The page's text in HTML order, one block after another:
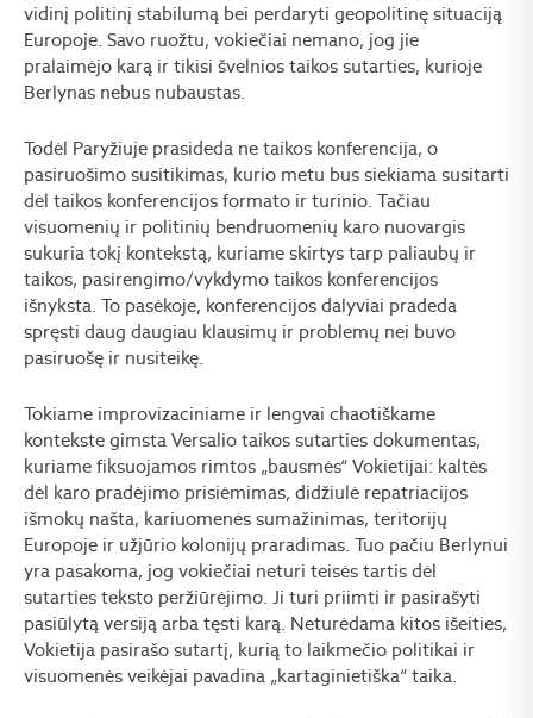
vidinį politinį stabilumą bei perdaryti geopolitinę situaciją
Europoje. Savo ruožtu, vokiečiai nemano, jog jie
pralaimėjo karą ir tikisi švelnios taikos sutarties, kurioje
Berlynas nebus nubaustas.
Todėl Paryžiuje prasideda ne taikos konferencija, o
pasiruošimo susitikimas, kurio metu bus siekiama susitarti
dėl taikos konferencijos formato ir turinio. Tačiau
visuomenių ir politinių bendruomenių karo nuovargis
sukuria tokį kontekstą, kuriame skirtys tarp paliaubų ir
taikos, pasirengimo/vykdymo taikos konferencijos
išnyksta. To pasėkoje, konferencijos dalyviai pradeda
spręsti daug daugiau klausimų ir problemų nei buvo
pasiruošę ir nusiteikę.
​Tokiame improvizaciniame ir lengvai chaotiškame
kontekste gimsta Versalio taikos sutarties dokumentas,
kuriame fiksuojamos rimtos „bausmės“ Vokietijai: kaltės
dėl karo pradėjimo prisiėmimas, didžiulė repatriacijos
išmokų našta, kariuomenės sumažinimas, teritorijų
Europoje ir užjūrio kolonijų praradimas. Tuo pačiu Berlynui
yra pasakoma, jog vokiečiai neturi teisės tartis dėl
sutarties teksto peržiūrėjimo. Ji turi priimti ir pasirašyti
pasiūlytą versiją arba tęsti karą. Neturėdama kitos išeities,
Vokietija pasirašo sutartį, kurią to laikmečio politikai ir
visuomenės veikėjai pavadina „kartaginietiška“ taika.